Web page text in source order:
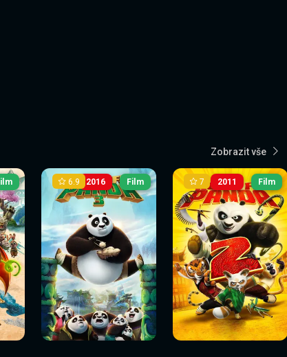
Zobrazit vše
2016
Sledovat
nyní
6.9 Film
Sledovat nyní
2011
Sledovat
nyní
7 Film
Sledovat nyní